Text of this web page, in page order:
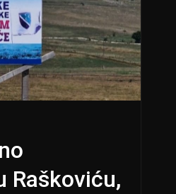
Raškoviću,